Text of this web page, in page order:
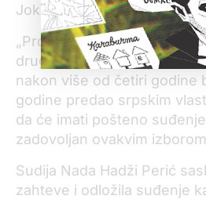
Joksovića koje je, tvrdi
„Prosto, nisu nam dali
drugu stranu“, zaključio je
nakon više od četiri godine
godine predao srpskim
da će imati pošteno
zadovoljan ovakvim
Sudija Nada Hadži Perić
zahteve i odložila suđenje